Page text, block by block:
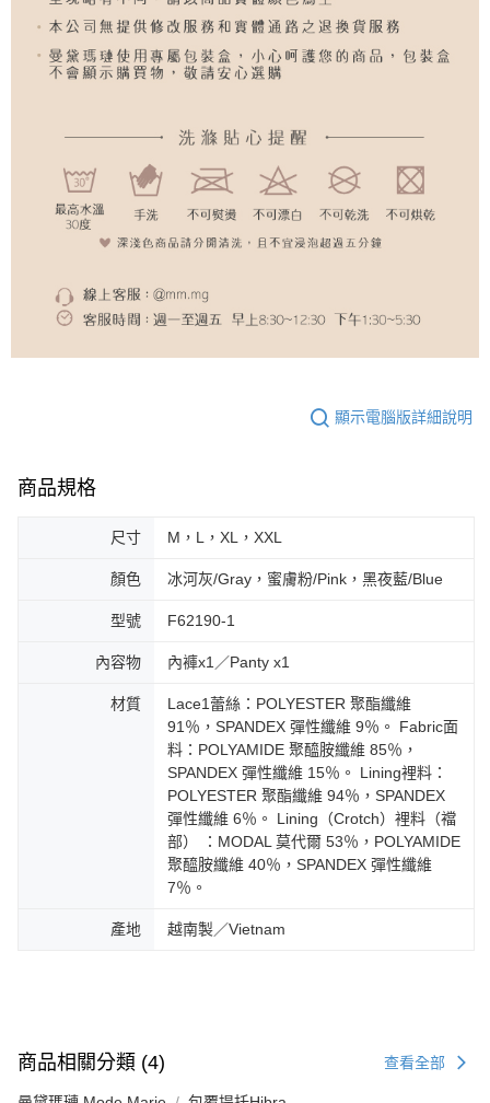
顯示電腦版詳細說明
商品規格
尺寸 M，L，XL，XXL
顏色 冰河灰/Gray，蜜膚粉/Pink，黑夜藍/Blue
型號 F62190-1
內容物 內褲x1／Panty x1
材質
Lace1蕾絲：POLYESTER 聚酯纖維
91％，SPANDEX 彈性纖維 9％。 Fabric面
料：POLYAMIDE 聚醯胺纖維 85％，
SPANDEX 彈性纖維 15％。 Lining裡料：
POLYESTER 聚酯纖維 94％，SPANDEX
彈性纖維 6％。 Lining（Crotch）裡料（襠
部） ：MODAL 莫代爾 53％，POLYAMIDE
聚醯胺纖維 40％，SPANDEX 彈性纖維
7％。
產地 越南製／Vietnam
商品相關分類 (4) 查看全部